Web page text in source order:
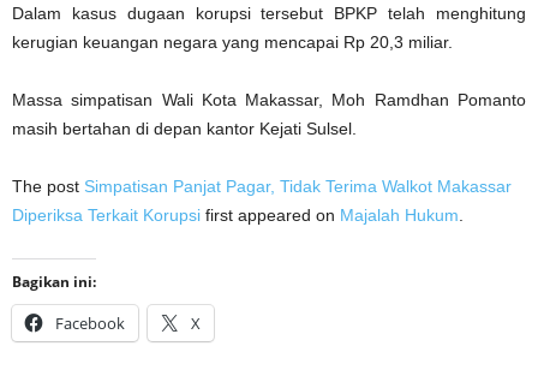
Dalam kasus dugaan korupsi tersebut BPKP telah menghitung
kerugian keuangan negara yang mencapai Rp 20,3 miliar.
Massa simpatisan Wali Kota Makassar, Moh Ramdhan Pomanto
masih bertahan di depan kantor Kejati Sulsel.
The post Simpatisan Panjat Pagar, Tidak Terima Walkot Makassar
Diperiksa Terkait Korupsi first appeared on Majalah Hukum
Bagikan ini:
Facebook X